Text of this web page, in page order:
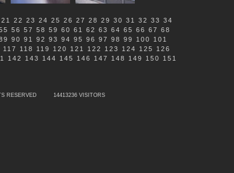
21 22 23 24 25 26 27 28 29 30 31 32 33 34
56 57 58 59 60 61 62 63 64 65 66 67 68
90 91 92 93 94 95 96 97 98 99 100
101
117 118 119 120 121 122 123 124 125
126
142 143 144 145 146 147 148 149 150
151
RESERVED 14413236 VISITORS